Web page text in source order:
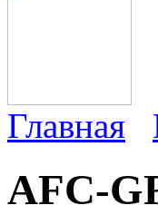
Главная
AFC-